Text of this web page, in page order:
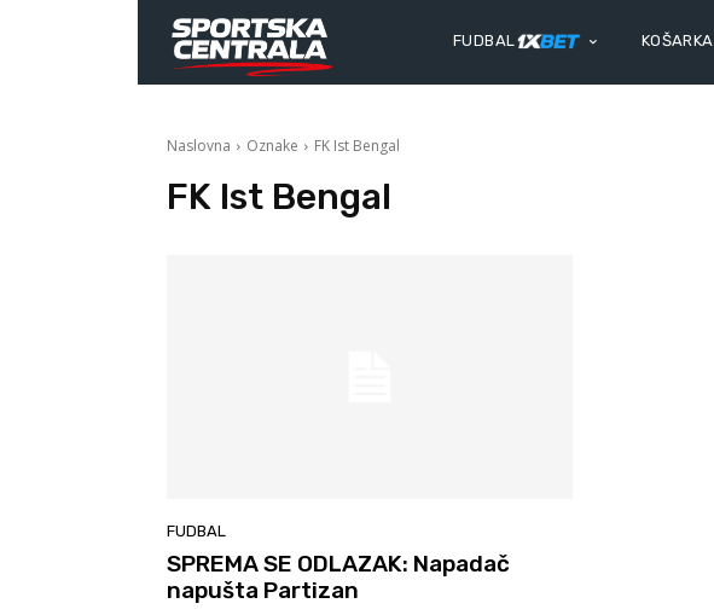
FUDBAL KOŠARKA
Naslovna Oznake FK Ist Bengal
FK Ist Bengal
FUDBAL
SPREMA SE ODLAZAK: Napadač
napušta Partizan